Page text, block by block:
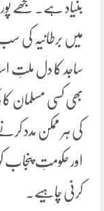
بنیاد ہے۔ مجھے
میں برطانیہ کی
ساجد کا دل ملتِ
بھی کسی مسلمان
کی ہر ممکن مدد
اور حکومتِ پنجاب
کرنی چاہیے۔